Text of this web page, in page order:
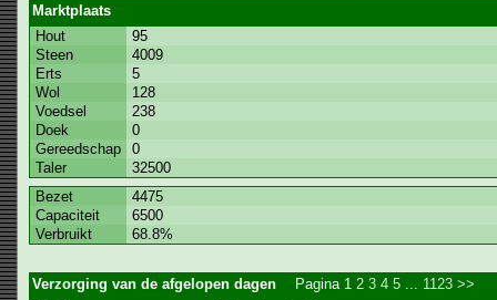
Marktplaats
Hout
95
Steen
4009
Erts
5
Wol
128
Voedsel
238
Doek
0
Gereedschap
0
Taler
32500
Bezet
4475
Capaciteit
6500
Verbruikt
68.8%
Verzorging van de afgelopen dagen Pagina 1 2 3 4 5 1123 >>